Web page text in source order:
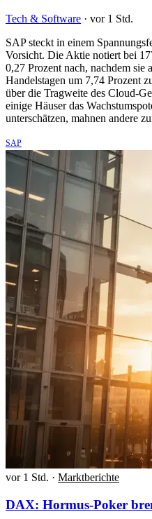
Tech & Software · vor 1 Std.
SAP steckt in einem
Vorsicht. Die Aktie notiert bei
0,27 Prozent nach, nachdem sie
Handelstagen um 7,74 Prozent
über die Tragweite des Cloud-
einige Häuser das
unterschätzen, mahnen andere
SAP
vor 1 Std. · Marktberichte
DAX: Hormus-Poker